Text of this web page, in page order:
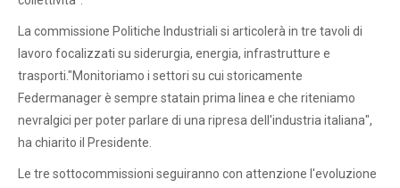
La commissione Politiche Industriali si articolerà in tre tavoli di
lavoro focalizzati su siderurgia, energia, infrastrutture e
trasporti."Monitoriamo i settori su cui storicamente
Federmanager è sempre statain prima linea e che riteniamo
nevralgici per poter parlare di una ripresa dell'industria italiana",
ha chiarito il Presidente.
Le tre sottocommissioni seguiranno con attenzione l'evoluzione